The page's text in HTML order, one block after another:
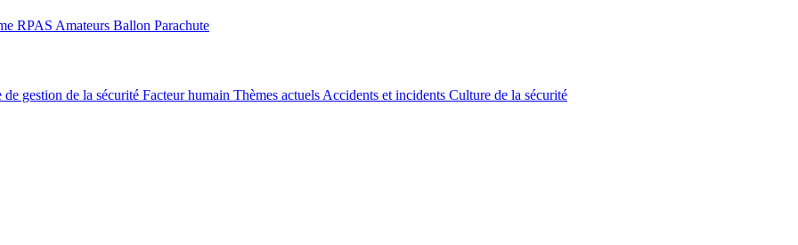
RPAS Amateurs Ballon Parachute
de gestion de la sécurité Facteur humain Thèmes actuels Accidents et incidents Culture de la sécurité